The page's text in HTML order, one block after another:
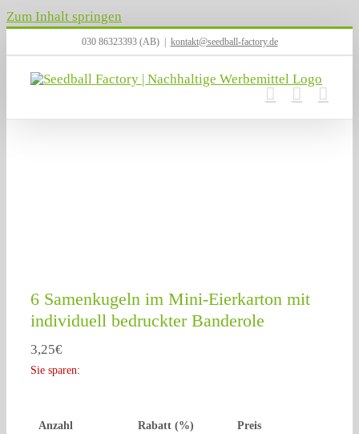
Zum Inhalt springen
030 86323393 (AB) kontakt@seedball-factory.de
6 Samenkugeln im Mini-Eierkarton mit
individuell bedruckter Banderole
3,25€
Sie sparen:
Anzahl Rabatt (%) Preis